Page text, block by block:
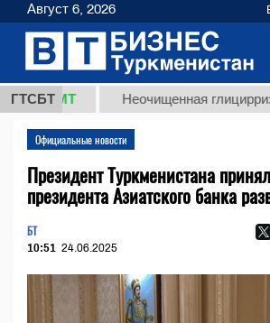
ГТСБТ
ТМТ Неочищенная
Официальные новости
Президент Туркменистана
президента Азиатского банка
БТ
10:51 24.06.2025
Август 6, 2026